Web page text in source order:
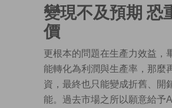
變現不及預期 恐
價
更根本的問題在生產力效益，
能轉化為利潤與生產率，那麼
資，最終也只能變成折舊、開
能。過去市場之所以願意給予